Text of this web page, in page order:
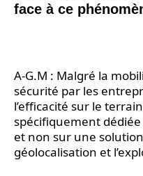
face à ce
A-G.M : Malgré la
sécurité par les
l’efficacité sur le
spécifiquement
et non sur une
géolocalisation et